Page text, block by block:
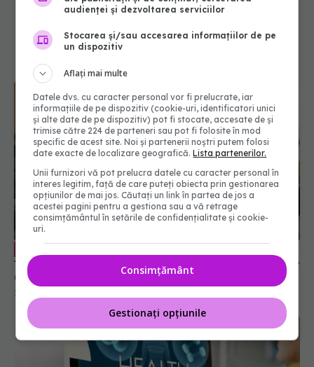
Semnele de alarmă din sarcină care
trebuie să te trimită la medic. Dr. Ingrid Gheorghe
(SANADOR): Necesită prezentare imediată
29 sep 2025, 14:24
audienței și dezvoltarea serviciilor
Stocarea și/sau accesarea informațiilor de pe
un dispozitiv
Aflați mai multe
Datele dvs. cu caracter personal vor fi prelucrate, iar
informațiile de pe dispozitiv (cookie-uri, identificatori unici
și alte date de pe dispozitiv) pot fi stocate, accesate de și
trimise către 224 de parteneri sau pot fi folosite în mod
specific de acest site. Noi și partenerii noștri putem folosi
date exacte de localizare geografică.Lista partenerilor.
Unii furnizori vă pot prelucra datele cu caracter personal în
interes legitim, față de care puteți obiecta prin gestionarea
opțiunilor de mai jos. Căutați un link în partea de jos a
acestei pagini pentru a gestiona sau a vă retrage
consimțământul în setările de confidențialitate și cookie-
uri.
Consimțământ
Gestionați opțiunile